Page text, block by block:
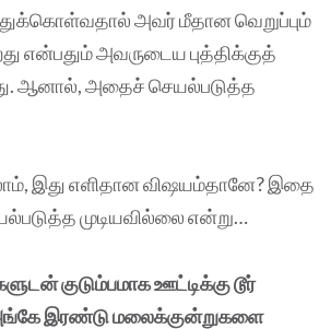
அவர் மீதான வெறுப்பும்
என்பதும் அவருடைய புத்திக்குத்
ஆனால், அதைச் செயல்படுத்த
இது எளிதான விஷயம்தானே? இதை
முடியவில்லை என்று…
குடும்பமாக ஊட்டிக்கு டூர்
இரண்டு மலைக்குன்றுகளை